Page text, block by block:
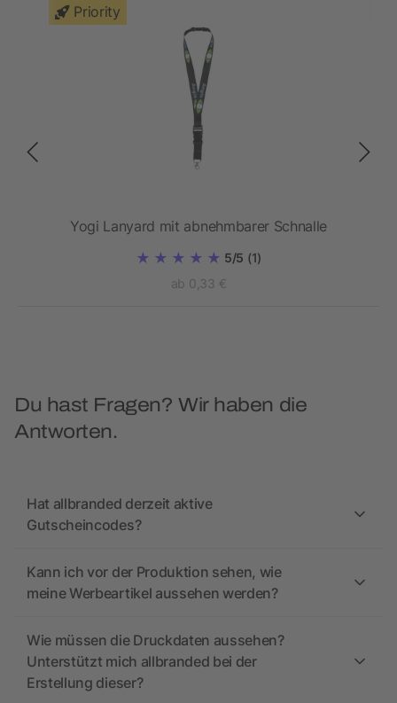
Priority
Yogi Lanyard mit abnehmbarer Schnalle
5/5 (1)
ab 0,33 €
Du hast Fragen? Wir haben die
Antworten.
Hat allbranded derzeit aktive
Gutscheincodes?
Kann ich vor der Produktion sehen, wie
meine Werbeartikel aussehen werden?
Wie müssen die Druckdaten aussehen?
Unterstützt mich allbranded bei der
Erstellung dieser?